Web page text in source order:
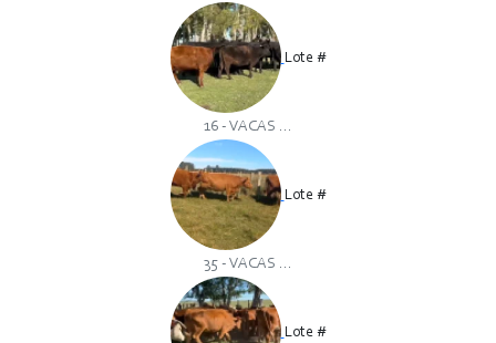
Lote #
16 - VACAS ...
Lote #
35 - VACAS ...
Lote #